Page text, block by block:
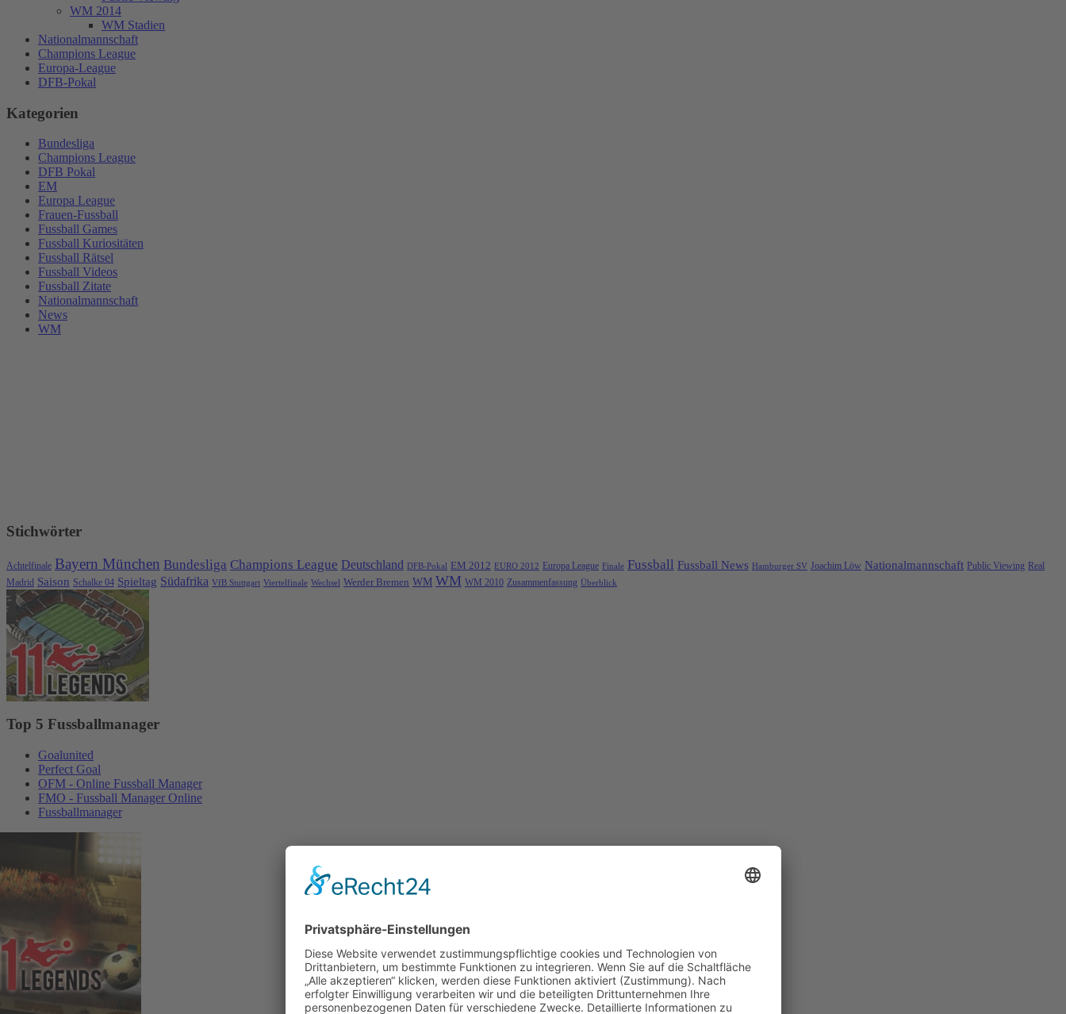
WM 2014
WM Stadien
Nationalmannschaft
Champions League
Europa-League
DFB-Pokal
Kategorien
Bundesliga
Champions League
DFB Pokal
EM
Europa League
Frauen-Fussball
Fussball Games
Fussball Kuriositäten
Fussball Rätsel
Fussball Videos
Fussball Zitate
Nationalmannschaft
News
WM
Stichwörter
Achtelfinale Bayern München Bundesliga Champions League Deutschland DFB-Pokal EM 2012 EURO 2012 Europa League Finale Fussball Fussball News Hamburger SV Joachim Löw Nationalmannschaft Public Viewing Real
Madrid Saison Schalke 04 Spieltag Südafrika VfB Stuttgart Viertelfinale Wechsel Werder Bremen WM WM WM 2010 Zusammenfassung Überblick
Top 5 Fussballmanager
Goalunited
Perfect Goal
OFM - Online Fussball Manager
FMO - Fussball Manager Online
Fussballmanager